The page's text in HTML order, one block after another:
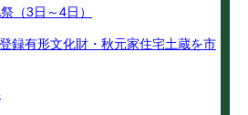
（3日～4日）
録有形文化財・秋元家住宅土蔵を市